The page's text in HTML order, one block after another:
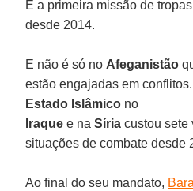
É a primeira missão de
desde 2014.
E não é só no Afeganistão
estão engajadas em
Estado Islâmico no
Iraque e naSíria custou sete
situações de combate desde
Ao final do seu mandato,